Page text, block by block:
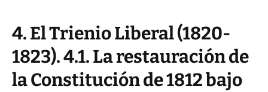
4. El Trienio Liberal (1820-
1823). 4.1. La restauración de
la Constitución de 1812 bajo